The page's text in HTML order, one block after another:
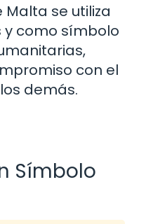
Malta se utiliza
y como símbolo
con el
demás.
Símbolo